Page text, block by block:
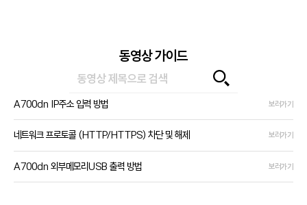
동영상 가이드
A700dn IP주소 입력 방법 보러가기
네트워크 프로토콜 (HTTP/HTTPS) 차단 및 해제 보러가기
A700dn 외부메모리USB 출력 방법 보러가기